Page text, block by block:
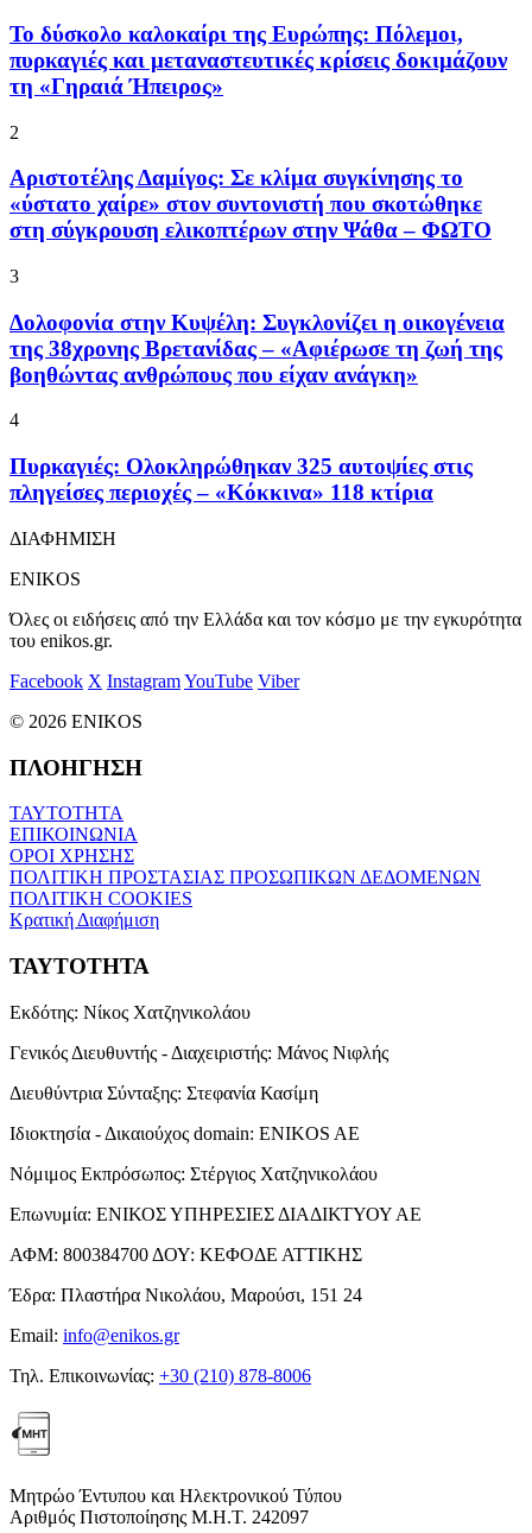
To δύσκολο καλοκαίρι της Ευρώπης: Πόλεμοι,
πυρκαγιές και μεταναστευτικές κρίσεις δοκιμάζουν
τη «Γηραιά Ήπειρος»
2
Αριστοτέλης Δαμίγος: Σε κλίμα συγκίνησης το
«ύστατο χαίρε» στον συντονιστή που σκοτώθηκε
στη σύγκρουση ελικοπτέρων στην Ψάθα – ΦΩΤΟ
3
Δολοφονία στην Κυψέλη: Συγκλονίζει η οικογένεια
της 38χρονης Βρετανίδας – «Αφιέρωσε τη ζωή της
βοηθώντας ανθρώπους που είχαν ανάγκη»
4
Πυρκαγιές: Ολοκληρώθηκαν 325 αυτοψίες στις
πληγείσες περιοχές – «Κόκκινα» 118 κτίρια
ΔΙΑΦΗΜΙΣΗ
ENIKOS
Όλες οι ειδήσεις από την Ελλάδα και τον κόσμο με την εγκυρότητα
του enikos.gr.
Facebook X InstagramYouTube Viber
© 2026 ENIKOS
ΠΛΟΗΓΗΣΗ
ΤΑΥΤΟΤΗΤΑ
ΕΠΙΚΟΙΝΩΝΙΑ
ΟΡΟΙ ΧΡΗΣΗΣ
ΠΟΛΙΤΙΚΗ ΠΡΟΣΤΑΣΙΑΣ ΠΡΟΣΩΠΙΚΩΝ ΔΕΔΟΜΕΝΩΝ
ΠΟΛΙΤΙΚΗ COOKIES
Κρατική Διαφήμιση
ΤΑΥΤΟΤΗΤΑ
Εκδότης: Νίκος Χατζηνικολάου
Γενικός Διευθυντής - Διαχειριστής: Μάνος Νιφλής
Διευθύντρια Σύνταξης: Στεφανία Κασίμη
Ιδιοκτησία - Δικαιούχος domain: ENIKOS AE
Νόμιμος Εκπρόσωπος: Στέργιος Χατζηνικολάου
Επωνυμία: ΕΝΙΚΟΣ ΥΠΗΡΕΣΙΕΣ ΔΙΑΔΙΚΤΥΟΥ ΑΕ
ΑΦΜ: 800384700 ΔΟΥ: ΚΕΦΟΔΕ ΑΤΤΙΚΗΣ
Έδρα: Πλαστήρα Νικολάου, Μαρούσι, 151 24
Email: info@enikos.gr
Τηλ. Επικοινωνίας: +30 (210) 878-8006
Μητρώο Έντυπου και Ηλεκτρονικού Τύπου
Αριθμός Πιστοποίησης Μ.Η.Τ. 242097